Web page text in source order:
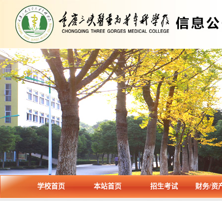
学校首页 本站首页 招生考试 财务/资